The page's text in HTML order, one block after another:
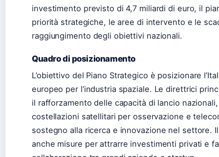
investimento previsto di 4,7 miliardi di euro, il
priorità strategiche, le aree di intervento e le
raggiungimento degli obiettivi nazionali.
Quadro di posizionamento
L’obiettivo del Piano Strategico è posizionare
europeo per l’industria spaziale. Le direttrici
il rafforzamento delle capacità di lancio
costellazioni satellitari per osservazione e
sostegno alla ricerca e innovazione nel settore.
anche misure per attrarre investimenti privati e